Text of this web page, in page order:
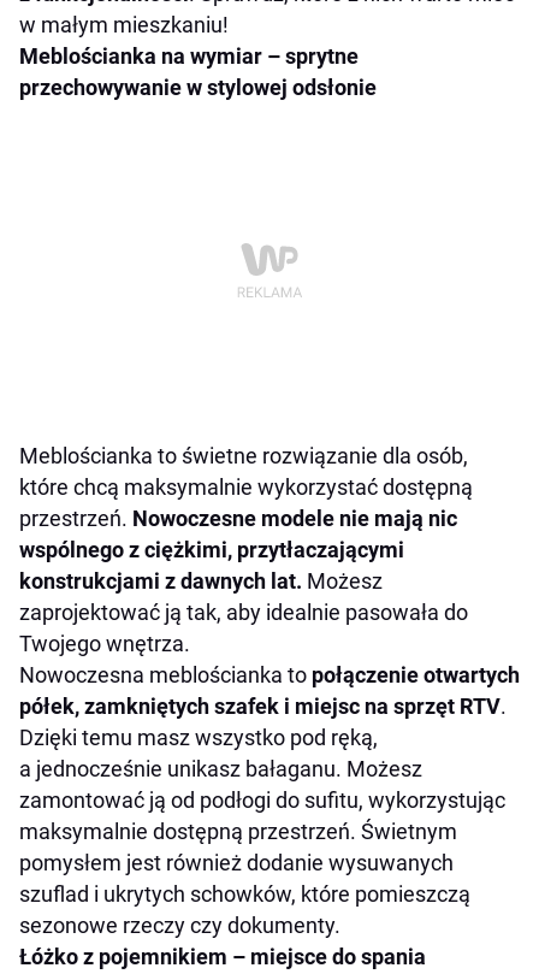
w małym mieszkaniu!
Meblościanka na wymiar – sprytne
przechowywanie w stylowej odsłonie
Meblościanka to świetne rozwiązanie dla osób,
które chcą maksymalnie wykorzystać dostępną
przestrzeń. Nowoczesne modele nie mają nic
wspólnego z ciężkimi, przytłaczającymi
konstrukcjami z dawnych lat. Możesz
zaprojektować ją tak, aby idealnie pasowała do
Twojego wnętrza.
Nowoczesna meblościanka to połączenie otwartych
półek, zamkniętych szafek i miejsc na sprzęt RTV.
Dzięki temu masz wszystko pod ręką,
a jednocześnie unikasz bałaganu. Możesz
zamontować ją od podłogi do sufitu, wykorzystując
maksymalnie dostępną przestrzeń. Świetnym
pomysłem jest również dodanie wysuwanych
szuflad i ukrytych schowków, które pomieszczą
sezonowe rzeczy czy dokumenty.
Łóżko z pojemnikiem – miejsce do spania